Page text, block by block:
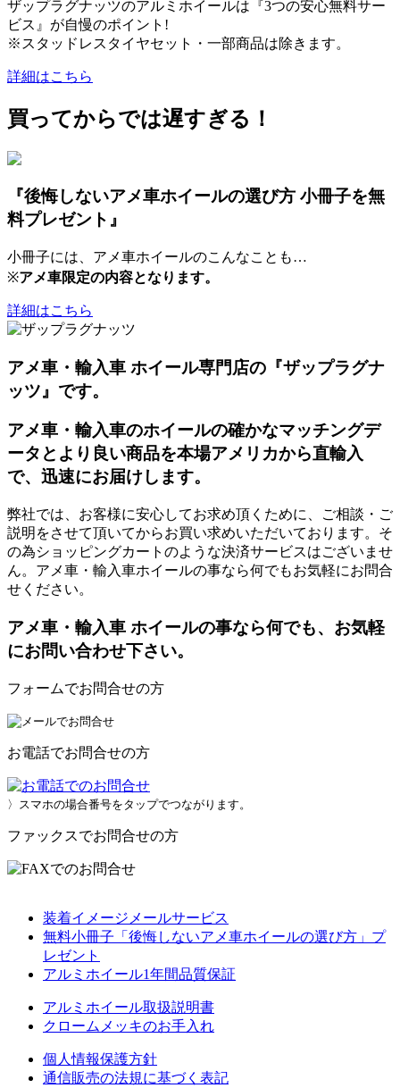
ザップラグナッツのアルミホイールは『3つの安心無料サー
ビス』が自慢のポイント!
※スタッドレスタイヤセット・一部商品は除きます。
詳細はこちら
買ってからでは遅すぎる！
『後悔しないアメ車ホイールの選び方 小冊子を無
料プレゼント』
小冊子には、アメ車ホイールのこんなことも…
※アメ車限定の内容となります。
詳細はこちら
アメ車・輸入車 ホイール専門店の『ザップラグナ
ッツ』です。
アメ車・輸入車のホイールの確かなマッチングデ
ータとより良い商品を本場アメリカから直輸入
で、迅速にお届けします。
弊社では、お客様に安心してお求め頂くために、ご相談・ご
説明をさせて頂いてからお買い求めいただいております。そ
の為ショッピングカートのような決済サービスはございませ
ん。アメ車・輸入車ホイールの事なら何でもお気軽にお問合
せください。
アメ車・輸入車 ホイールの事なら何でも、お気軽
にお問い合わせ下さい。
フォームでお問合せの方
お電話でお問合せの方
〉スマホの場合番号をタップでつながります。
ファックスでお問合せの方
装着イメージメールサービス
無料小冊子「後悔しないアメ車ホイールの選び方」プ
レゼント
アルミホイール1年間品質保証
アルミホイール取扱説明書
クロームメッキのお手入れ
個人情報保護方針
通信販売の法規に基づく表記